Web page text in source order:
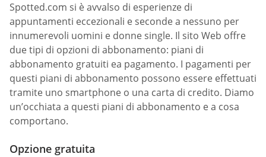
Spotted.com si è avvalso di esperienze di
appuntamenti eccezionali e seconde a nessuno per
innumerevoli uomini e donne single. Il sito Web offre
due tipi di opzioni di abbonamento: piani di
abbonamento gratuiti ea pagamento. I pagamenti per
questi piani di abbonamento possono essere effettuati
tramite uno smartphone o una carta di credito. Diamo
un’occhiata a questi piani di abbonamento e a cosa
comportano.
Opzione gratuita